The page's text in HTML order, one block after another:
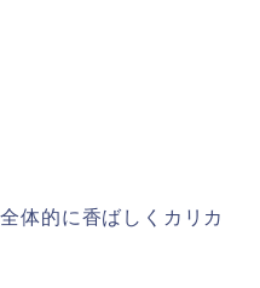
体的に香ばしくカリカ